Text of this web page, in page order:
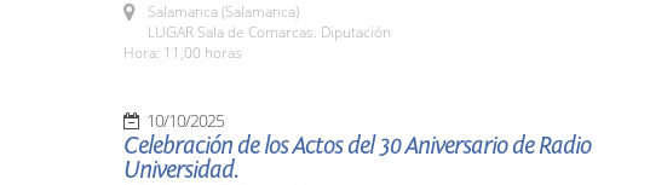
Salamanca (Salamanca)
LUGAR Sala de Comarcas. Diputación
Hora: 11,00 horas
10/10/2025
Celebración de los Actos del 30 Aniversario de Radio
Universidad.